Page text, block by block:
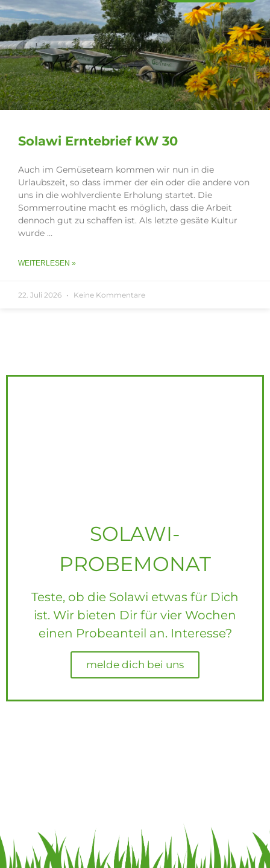
Solawi Erntebrief KW 30
Auch im Gemüseteam kommen wir nun in die
Urlaubszeit, so dass immer der ein oder die andere von
uns in die wohlverdiente Erholung startet. Die
Sommerroutine macht es möglich, dass die Arbeit
dennoch gut zu schaffen ist. Als letzte gesäte Kultur
wurde …
WEITERLESEN »
22. Juli 2026 Keine Kommentare
SOLAWI-
PROBEMONAT
Teste, ob die Solawi etwas für Dich
ist. Wir bieten Dir für vier Wochen
einen Probeanteil an. Interesse?
melde dich bei uns